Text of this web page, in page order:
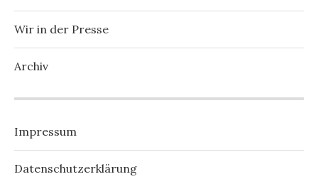
Wir in der Presse
Archiv
Impressum
Datenschutzerklärung